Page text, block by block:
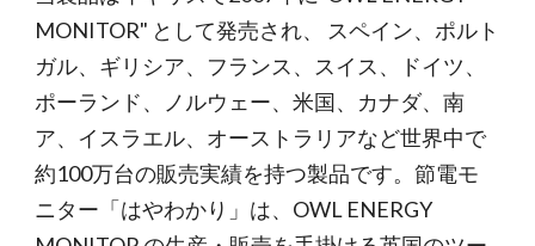
MONITOR" として発売され、 スペイン、ポルト
ガル、ギリシア、フランス、スイス、ドイツ、
ポーランド、ノルウェー、米国、カナダ、南
ア、イスラエル、オーストラリアなど世界中で
約100万台の販売実績を持つ製品です。節電モ
ニター「はやわかり」は、OWL ENERGY